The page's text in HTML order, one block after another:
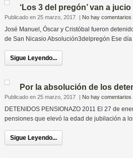
‘Los 3 del pregón’ van a jucio
Publicado en 25 marzo, 2017 | No hay comentarios
José Manuel, Óscar y Cristóbal fueron
de San Nicasio Absolución3delpregón Ese
Sigue Leyendo...
Por la absolución de los
Publicado en 25 marzo, 2017 | No hay comentarios
DETENIDOS PENSIONAZO 2011 El 27 de
pensiones que elevó la edad de jubilación a
Sigue Leyendo...